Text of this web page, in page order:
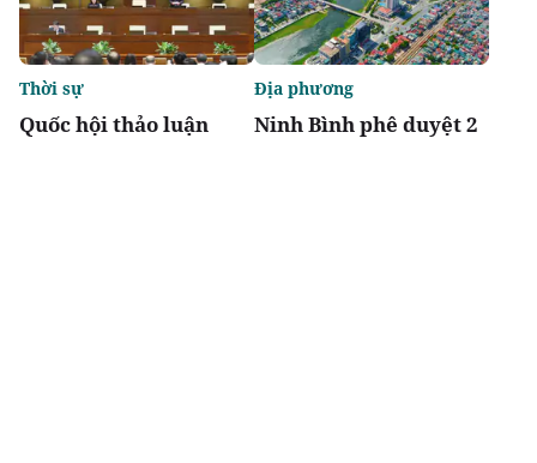
Quốc hội thảo luận
Thời sự
Ninh Bình phê duyệt 2
Địa phương